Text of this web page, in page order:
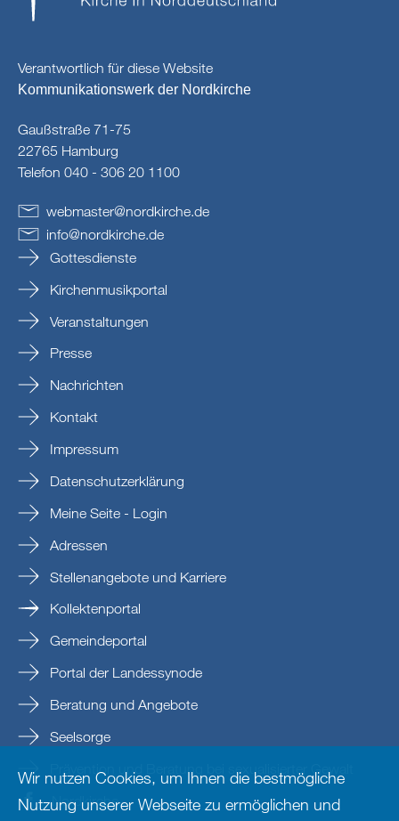
Verantwortlich für diese Website
Kommunikationswerk der Nordkirche
Gaußstraße 71-75
22765 Hamburg
Telefon 040 - 306 20 1100
webmaster@nordkirche.de
info@nordkirche.de
Gottesdienste
Kirchenmusikportal
Veranstaltungen
Presse
Nachrichten
Kontakt
Impressum
Datenschutzerklärung
Meine Seite - Login
Adressen
Stellenangebote und Karriere
Kollektenportal
Gemeindeportal
Portal der Landessynode
Beratung und Angebote
Seelsorge
Prävention und Beratung bei sexualisierter Gewalt
Nordkirche
Wir nutzen Cookies, um Ihnen die bestmögliche
Nutzung unserer Webseite zu ermöglichen und